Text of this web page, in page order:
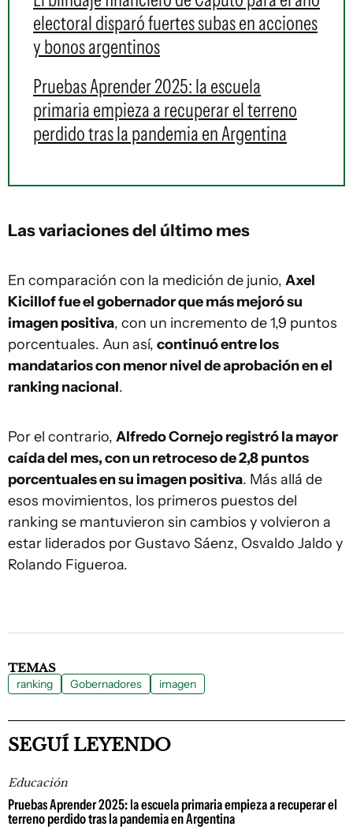
electoral disparó fuertes subas en acciones
y bonos argentinos
Pruebas Aprender 2025: la escuela
primaria empieza a recuperar el terreno
perdido tras la pandemia en Argentina
Las variaciones del último mes
En comparación con la medición de junio, Axel
Kicillof fue el gobernador que más mejoró su
imagen positiva, con un incremento de 1,9 puntos
porcentuales. Aun así, continuó entre los
mandatarios con menor nivel de aprobación en el
ranking nacional.
Por el contrario, Alfredo Cornejo registró la mayor
caída del mes, con un retroceso de 2,8 puntos
porcentuales en su imagen positiva. Más allá de
esos movimientos, los primeros puestos del
ranking se mantuvieron sin cambios y volvieron a
estar liderados por Gustavo Sáenz, Osvaldo Jaldo y
Rolando Figueroa.
TEMAS
ranking Gobernadores imagen
SEGUÍ LEYENDO
Educación
Pruebas Aprender 2025: la escuela primaria empieza a recuperar el
terreno perdido tras la pandemia en Argentina